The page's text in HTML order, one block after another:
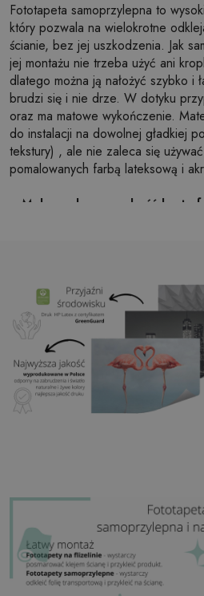
Fototapeta samoprzylepna to
który pozwala na wielokrotne
ścianie, bez jej uszkodzenia. Jak
jej montażu nie trzeba użyć ani
dlatego można ją nałożyć szybko i
brudzi się i nie drze. W dotyku
oraz ma matowe wykończenie.
do instalacji na dowolnej gładkiej
tekstury) , ale nie zaleca się
pomalowanych farbą lateksową i
Maksymalna szerokość brytu
Klej:Niepotrzebny
Zastosowanie:
Salon,
biurowe, przedpokój i wiele innych